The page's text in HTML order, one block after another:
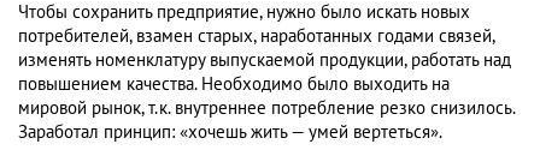
Чтобы сохранить предприятие, нужно было искать новых
потребителей, взамен старых, наработанных годами связей,
изменять номенклатуру выпускаемой продукции, работать над
повышением качества. Необходимо было выходить на
мировой рынок, т.к. внутреннее потребление резко снизилось.
Заработал принцип: «хочешь жить — умей вертеться».